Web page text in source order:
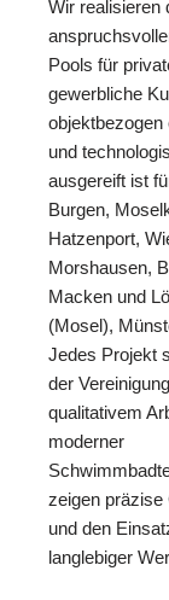
Wir realisieren
Pools für
gewerbliche
objektbezogen
und
ausgereift ist
Burgen,
Hatzenport,
Morshausen,
Macken und
(Mosel),
Jedes Projekt
der
qualitativem
moderner
zeigen präzise
und den
langlebiger